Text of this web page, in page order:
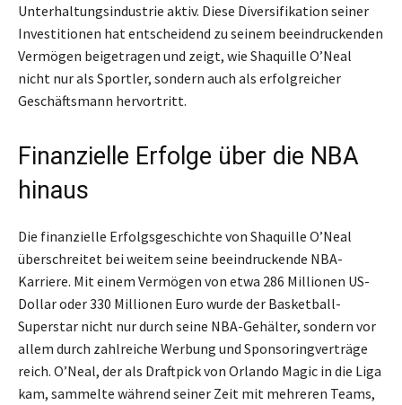
Unterhaltungsindustrie aktiv. Diese Diversifikation seiner
Investitionen hat entscheidend zu seinem beeindruckenden
Vermögen beigetragen und zeigt, wie Shaquille O’Neal
nicht nur als Sportler, sondern auch als erfolgreicher
Geschäftsmann hervortritt.
Finanzielle Erfolge über die NBA
hinaus
Die finanzielle Erfolgsgeschichte von Shaquille O’Neal
überschreitet bei weitem seine beeindruckende NBA-
Karriere. Mit einem Vermögen von etwa 286 Millionen US-
Dollar oder 330 Millionen Euro wurde der Basketball-
Superstar nicht nur durch seine NBA-Gehälter, sondern vor
allem durch zahlreiche Werbung und Sponsoringverträge
reich. O’Neal, der als Draftpick von Orlando Magic in die Liga
kam, sammelte während seiner Zeit mit mehreren Teams,